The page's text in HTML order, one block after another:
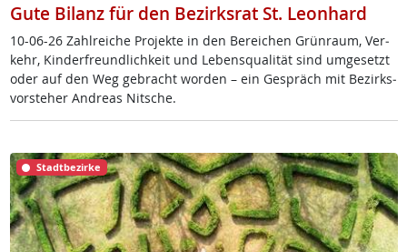
Gute Bilanz für den Bezirksrat St. Leonhard
10-06-26 Zahl­rei­che Pro­jek­te in den Be­rei­chen Grün­raum, Ver­
kehr, Kin­der­f­reund­lich­keit und Le­bens­qua­li­tät sind um­ge­setzt
oder auf den Weg ge­bracht wor­den – ein Ge­spräch mit Be­zirks­
vor­ste­her And­reas Nit­sche.
Stadtbezirke